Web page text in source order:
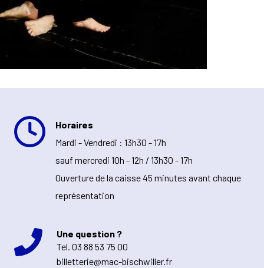
Horaires
Mardi - Vendredi : 13h30 - 17h
sauf mercredi 10h - 12h / 13h30 - 17h
Ouverture de la caisse 45 minutes avant chaque
représentation
Une question ?
Tel. 03 88 53 75 00
billetterie@mac-bischwiller.fr